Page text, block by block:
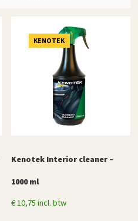
KENOTEK
Kenotek Interior cleaner –
1000 ml
€10,75 incl. btw